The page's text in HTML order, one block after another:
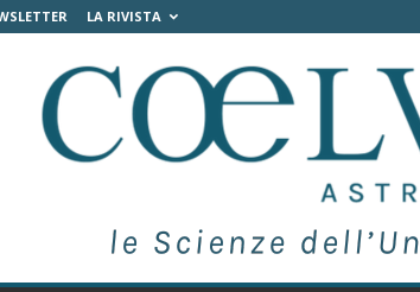
LA RIVISTA